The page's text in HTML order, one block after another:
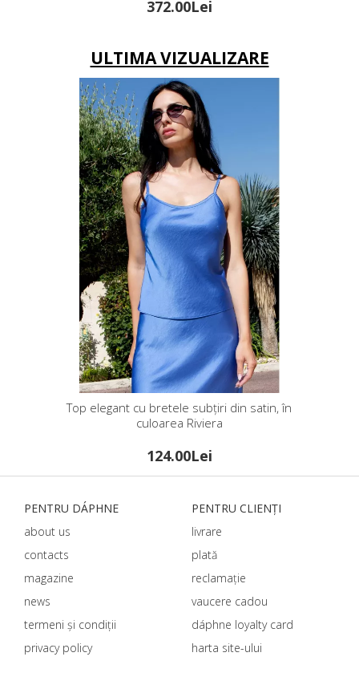
ULTIMA VIZUALIZARE
Top elegant cu bretele subțiri din satin, în
culoarea Riviera
124.00Lei
PENTRU DÁPHNЕ
about us
contacts
magazine
news
termeni și condiții
privacy policy
PENTRU CLIENȚI
livrare
plată
reclamație
vaucere cadou
dáphnе loyalty card
harta site-ului